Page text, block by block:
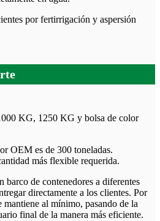
por fertirrigación y aspersión
KG, 1250 KG y bolsa de color
OEM es de 300 toneladas.
más flexible requerida.
barco de contenedores a diferentes
directamente a los clientes. Por
al mínimo, pasando de la
final de la manera más eficiente.